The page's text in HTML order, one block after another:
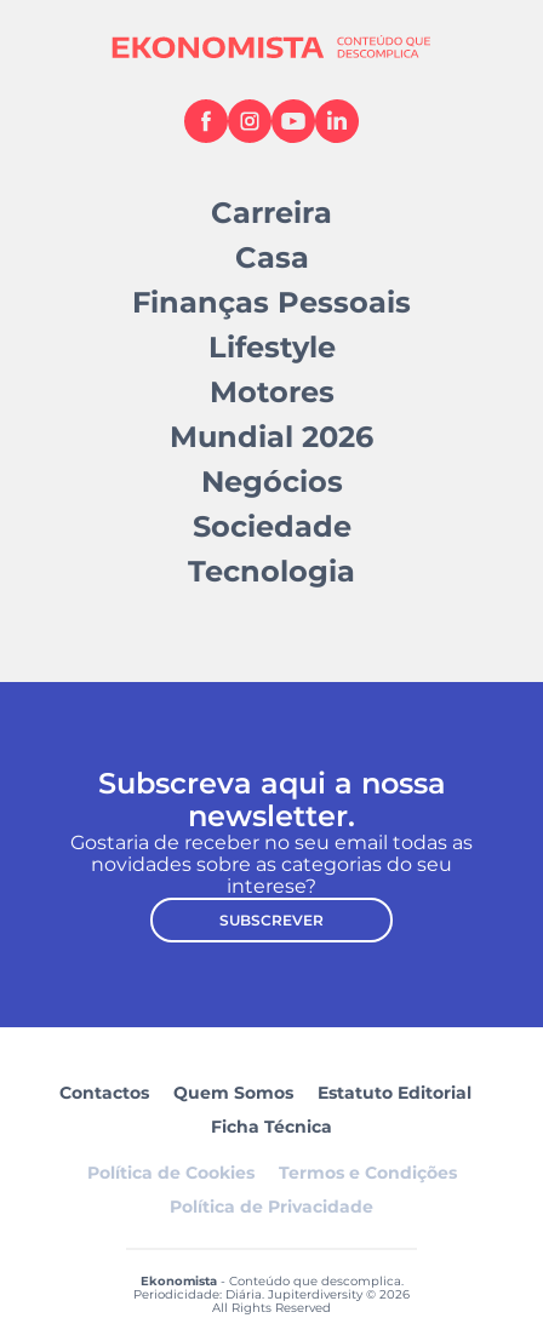
Carreira
Casa
Finanças Pessoais
Lifestyle
Motores
Mundial 2026
Negócios
Sociedade
Tecnologia
Subscreva aqui a nossa
newsletter.
Gostaria de receber no seu email todas as
novidades sobre as categorias do seu
interese?
SUBSCREVER
Contactos Quem Somos
Estatuto Editorial
Ficha Técnica
Política de Cookies
Termos e Condições
Política de Privacidade
Ekonomista- Conteúdo que descomplica.
Periodicidade: Diária. Jupiterdiversity © 2026
All Rights Reserved